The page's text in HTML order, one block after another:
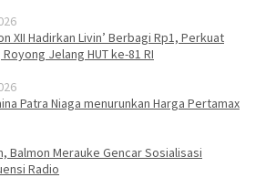
XII Hadirkan Livin’ Berbagi Rp1, Perkuat
Jelang HUT ke-81 RI
Patra Niaga menurunkan Harga Pertamax
Balmon Merauke Gencar Sosialisasi
Radio